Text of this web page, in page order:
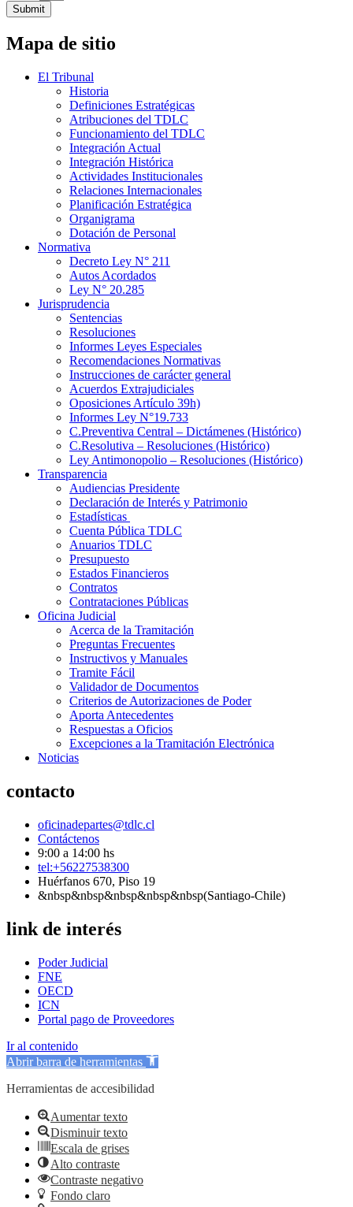
Submit
Mapa de sitio
El Tribunal
Historia
Definiciones Estratégicas
Atribuciones del TDLC
Funcionamiento del TDLC
Integración Actual
Integración Histórica
Actividades Institucionales
Relaciones Internacionales
Planificación Estratégica
Organigrama
Dotación de Personal
Normativa
Decreto Ley N° 211
Autos Acordados
Ley N° 20.285
Jurisprudencia
Sentencias
Resoluciones
Informes Leyes Especiales
Recomendaciones Normativas
Instrucciones de carácter general
Acuerdos Extrajudiciales
Oposiciones Artículo 39h)
Informes Ley N°19.733
C.Preventiva Central – Dictámenes (Histórico)
C.Resolutiva – Resoluciones (Histórico)
Ley Antimonopolio – Resoluciones (Histórico)
Transparencia
Audiencias Presidente
Declaración de Interés y Patrimonio
Estadísticas
Cuenta Pública TDLC
Anuarios TDLC
Presupuesto
Estados Financieros
Contratos
Contrataciones Públicas
Oficina Judicial
Acerca de la Tramitación
Preguntas Frecuentes
Instructivos y Manuales
Tramite Fácil
Validador de Documentos
Criterios de Autorizaciones de Poder
Aporta Antecedentes
Respuestas a Oficios
Excepciones a la Tramitación Electrónica
Noticias
contacto
oficinadepartes@tdlc.cl
Contáctenos
9:00 a 14:00 hs
tel:+56227538300
Huérfanos 670, Piso 19
&nbsp&nbsp&nbsp&nbsp&nbsp(Santiago-Chile)
link de interés
Poder Judicial
FNE
OECD
ICN
Portal pago de Proveedores
Ir al contenido
Abrir barra de herramientas
Herramientas de accesibilidad
Aumentar texto
Disminuir texto
Escala de grises
Alto contraste
Contraste negativo
Fondo claro